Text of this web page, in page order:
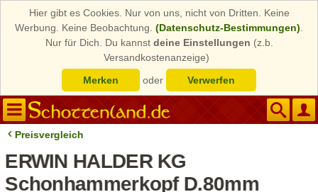
Hier gibt es Cookies. Nur von uns, nicht von Dritten. Keine
Werbung. Keine Beobachtung. (Datenschutz-Bestimmungen)
Nur für Dich. Du kannst deine Einstellungen (z.b.
Versandkostenanzeige)
Merken
oder Verwerfen
Preisvergleich
ERWIN HALDER KG
Schonhammerkopf D.80mm